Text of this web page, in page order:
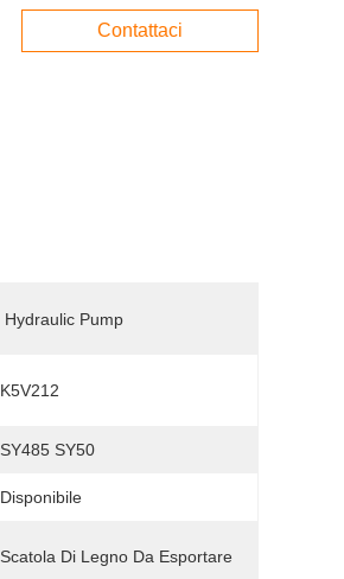
Contattaci
Hydraulic Pump
K5V212
SY485 SY50
Disponibile
Scatola Di Legno Da Esportare